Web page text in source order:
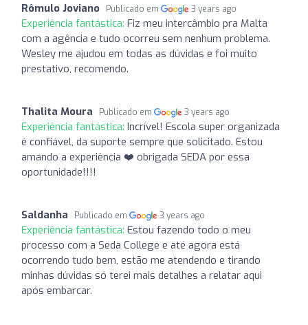
Rômulo Joviano Publicado em 3 years ago
Experiência fantástica: Fiz meu intercâmbio pra Malta
com a agência e tudo ocorreu sem nenhum problema.
Wesley me ajudou em todas as dúvidas e foi muito
prestativo, recomendo.
Thalita Moura Publicado em 3 years ago
Experiência fantástica: Incrível! Escola super organizada
é confiável, da suporte sempre que solicitado. Estou
amando a experiência ❤️ obrigada SEDA por essa
oportunidade!!!!
Saldanha Publicado em 3 years ago
Experiência fantástica: Estou fazendo todo o meu
processo com a Seda College e até agora está
ocorrendo tudo bem, estão me atendendo e tirando
minhas dúvidas só terei mais detalhes a relatar aqui
após embarcar.